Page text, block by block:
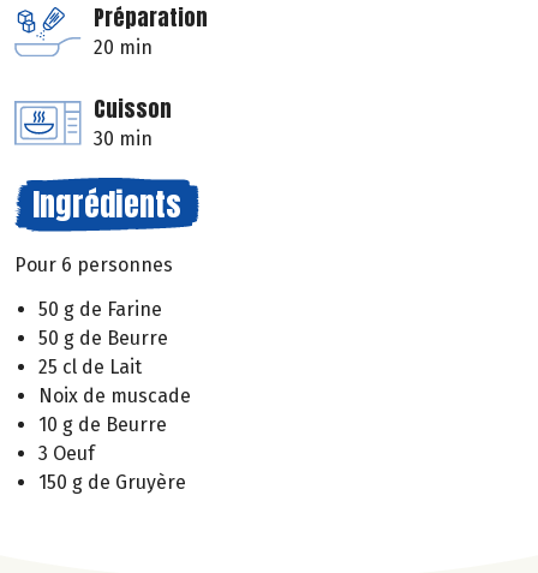
Préparation
20 min
Cuisson
30 min
Ingrédients
Pour 6 personnes
50 g de Farine
50 g de Beurre
25 cl de Lait
Noix de muscade
10 g de Beurre
3 Oeuf
150 g de Gruyère